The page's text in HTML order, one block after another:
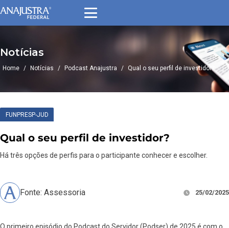
Notícias
Home / Notícias / Podcast Anajustra / Qual o seu perfil de investidor?
FUNPRESP-JUD
Qual o seu perfil de investidor?
Há três opções de perfis para o participante conhecer e escolher.
Fonte: Assessoria 25/02/2025
O primeiro episódio do Podcast do Servidor (Podser) de 2025 é com o